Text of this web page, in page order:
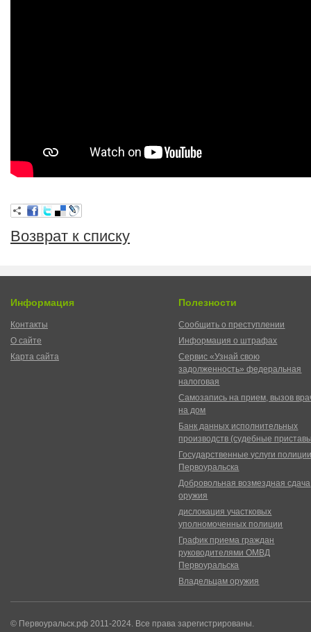
Возврат к списку
Информация
Контакты
О сайте
Карта сайта
Полезности
Сообщить о преступлении
Информация о штрафах
Сервис «Узнай свою
задолженность» федеральная
налоговая
Самозапись на прием, вызов
на дом
Банк данных исполнительных
производств (судебные
Государственные услуги
Первоуральска
Добровольная возмездная сдача
оружия
дислокация участковых
уполномоченных полиции
График приема граждан
руководителями ОМВД
Первоуральска
Владельцам оружия
© Первоуральск.рф 2011-2024. Все права зарегистрированы.